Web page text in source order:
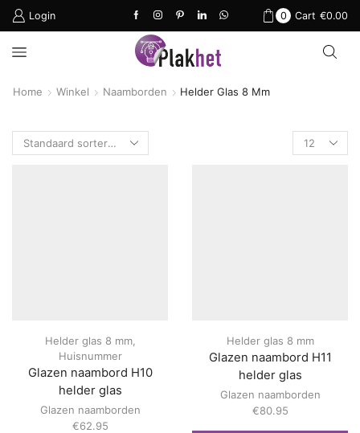
Login 0 Cart €0.00
Home Winkel Naamborden Helder Glas 8 Mm
Products
per
Helder glas 8 mm,
Huisnummer
Glazen naambord H10
helder glas
Glazen naamborden
€62.95
Helder glas 8 mm
Glazen naambord H11
helder glas
Glazen naamborden
€80.95